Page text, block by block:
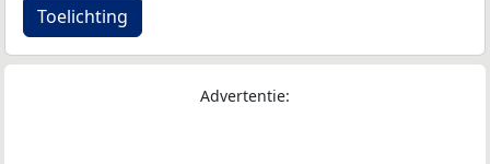
Toelichting
Advertentie: